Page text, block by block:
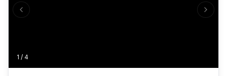
1 / 4
Previous slide Next